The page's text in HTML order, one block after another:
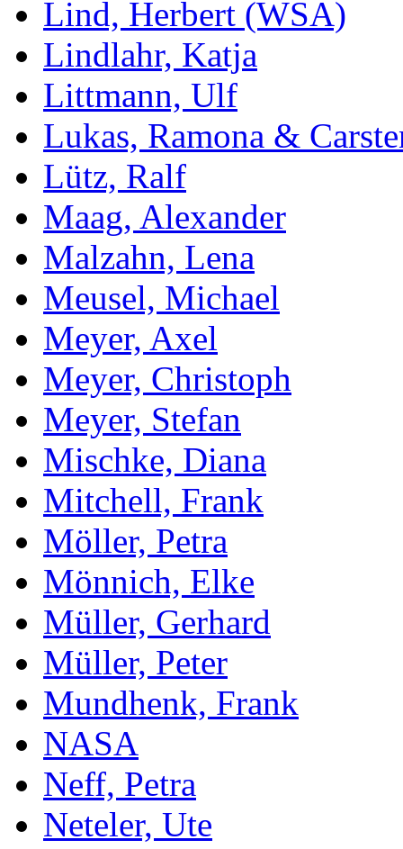
Lind, Herbert (WSA)
Lindlahr, Katja
Littmann, Ulf
Lukas, Ramona &
Lütz, Ralf
Maag, Alexander
Malzahn, Lena
Meusel, Michael
Meyer, Axel
Meyer, Christoph
Meyer, Stefan
Mischke, Diana
Mitchell, Frank
Möller, Petra
Mönnich, Elke
Müller, Gerhard
Müller, Peter
Mundhenk, Frank
NASA
Neff, Petra
Neteler, Ute